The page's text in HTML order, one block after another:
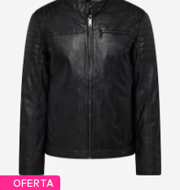
OFERTA